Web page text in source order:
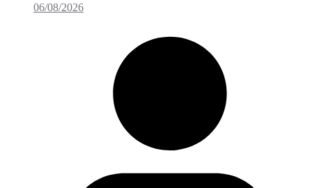
06/08/2026